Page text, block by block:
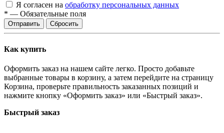
Я согласен на обработку персональных данных
* — Обязательные поля
Сбросить
Как купить
Оформить заказ на нашем сайте легко. Просто добавьте
выбранные товары в корзину, а затем перейдите на страницу
Корзина, проверьте правильность заказанных позиций и
нажмите кнопку «Оформить заказ» или «Быстрый заказ».
Быстрый заказ